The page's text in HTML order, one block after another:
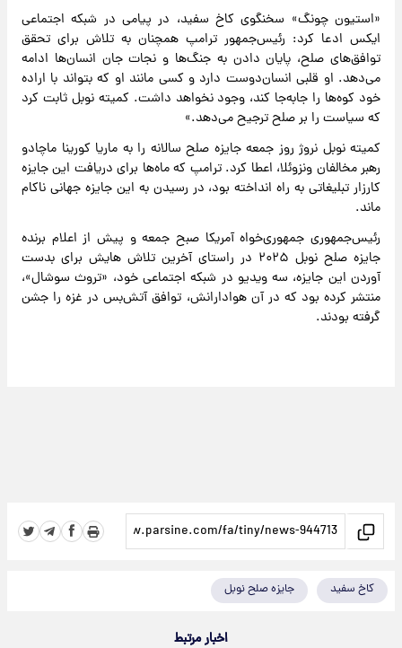
«استیون چونگ» سخنگوی کاخ سفید، در پیامی در شبکه اجتماعی
ایکس ادعا کرد: رئیس‌جمهور ترامپ همچنان به تلاش برای تحقق
توافق‌های صلح، پایان دادن به جنگ‌ها و نجات جان انسان‌ها ادامه
می‌دهد. او قلبی انسان‌دوست دارد و کسی مانند او که بتواند با اراده
خود کوه‌ها را جابه‌جا کند، وجود نخواهد داشت. کمیته نوبل ثابت کرد
که سیاست را بر صلح ترجیح می‌دهد.»
کمیته نوبل نروژ روز جمعه جایزه صلح سالانه را به ماریا کورینا ماچادو
رهبر مخالفان ونزوئلا، اعطا کرد. ترامپ که ماه‌ها برای دریافت این جایزه
کارزار تبلیغاتی به راه انداخته بود، در رسیدن به این جایزه جهانی ناکام
ماند.
رئیس‌جمهوری جمهوری‌خواه آمریکا صبح جمعه و پیش از اعلام برنده
جایزه صلح نوبل ۲۰۲۵ در راستای آخرین تلاش هایش برای بدست
آوردن این جایزه، سه ویدیو در شبکه اجتماعی خود، «تروث سوشال»،
منتشر کرده بود که در آن هوادارانش، توافق آتش‌بس در غزه را جشن
گرفته بودند.
کاخ سفید جایزه صلح نوبل
اخبار مرتبط